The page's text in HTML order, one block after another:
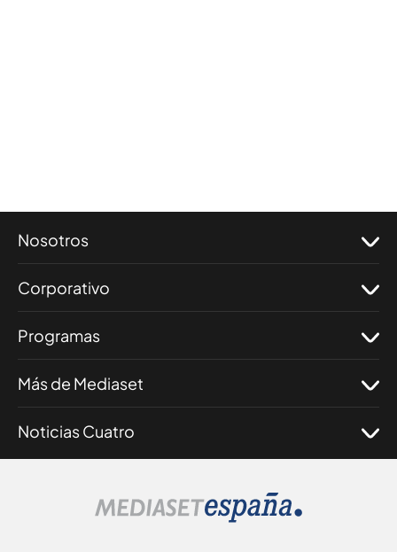
Nosotros
Corporativo
Programas
Más de Mediaset
Noticias Cuatro